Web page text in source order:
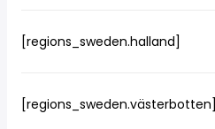
[regions_sweden.halland]
[regions_sweden.västerbotten]